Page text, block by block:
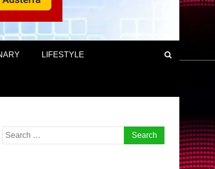
LIFESTYLE
Search
for: